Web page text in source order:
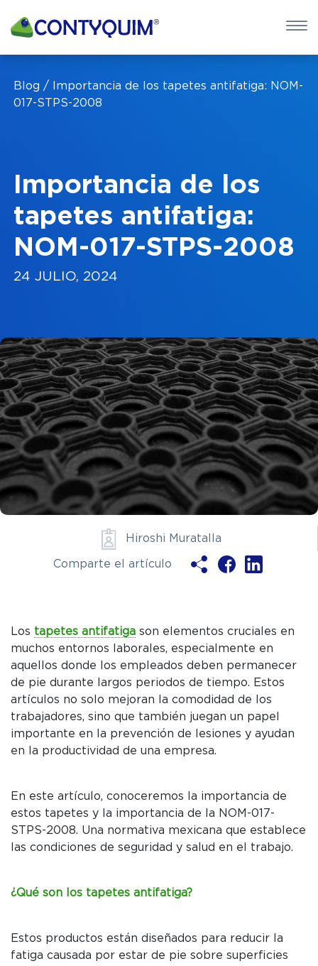
×
QUIERO
blank
Ya soy
Blog
Importancia de los tapetes antifatiga: NOM-
017-STPS-2008
Importancia de los
tapetes antifatiga:
NOM-017-STPS-2008
24 JULIO, 2024
Hiroshi Muratalla
Comparte el artículo
Los tapetes antifatiga son elementos cruciales en
muchos entornos laborales, especialmente en
aquellos donde los empleados deben permanecer
de pie durante largos periodos de tiempo. Estos
artículos no solo mejoran la comodidad de los
trabajadores, sino que también juegan un papel
importante en la prevención de lesiones y ayudan
en la productividad de una empresa.
En este artículo, conoceremos la importancia de
estos tapetes y la importancia de la NOM-017-
STPS-2008. Una normativa mexicana que establece
las condiciones de seguridad y salud en el trabajo.
¿Qué son los tapetes antifatiga?
Estos productos están diseñados para reducir la
fatiga causada por estar de pie sobre superficies